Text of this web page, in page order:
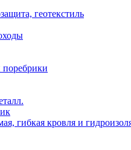
геотекстиль
поребрики
гибкая кровля и